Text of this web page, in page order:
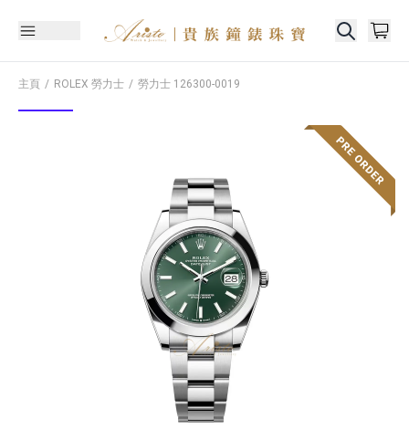
主頁 ROLEX 勞力士 勞力士 126300-0019